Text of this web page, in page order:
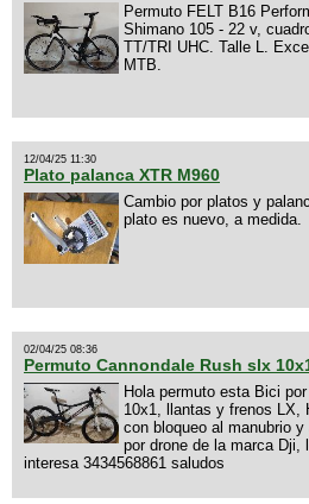
Permuto FELT B16
Shimano 105 - 22 v,
TT/TRI UHC. Talle L.
MTB.
12/04/25 11:30
Plato palanca XTR M960
Cambio por platos y
plato es nuevo, a medida.
02/04/25 08:36
Permuto Cannondale Rush slx
Hola permuto esta Bici
10x1, llantas y frenos LX,
con bloqueo al manubrio
por drone de la marca Dji,
interesa 3434568861 saludos